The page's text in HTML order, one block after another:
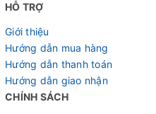
Kích thước bánh
HỖ TRỢ
Giới thiệu
Hướng dẫn mua hàng
Hướng dẫn thanh toán
Hướng dẫn giao nhận
CHÍNH SÁCH